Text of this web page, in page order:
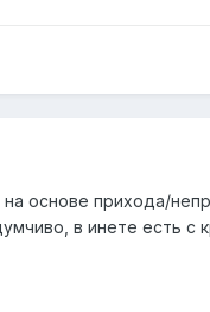
основе прихода/
в инете есть с